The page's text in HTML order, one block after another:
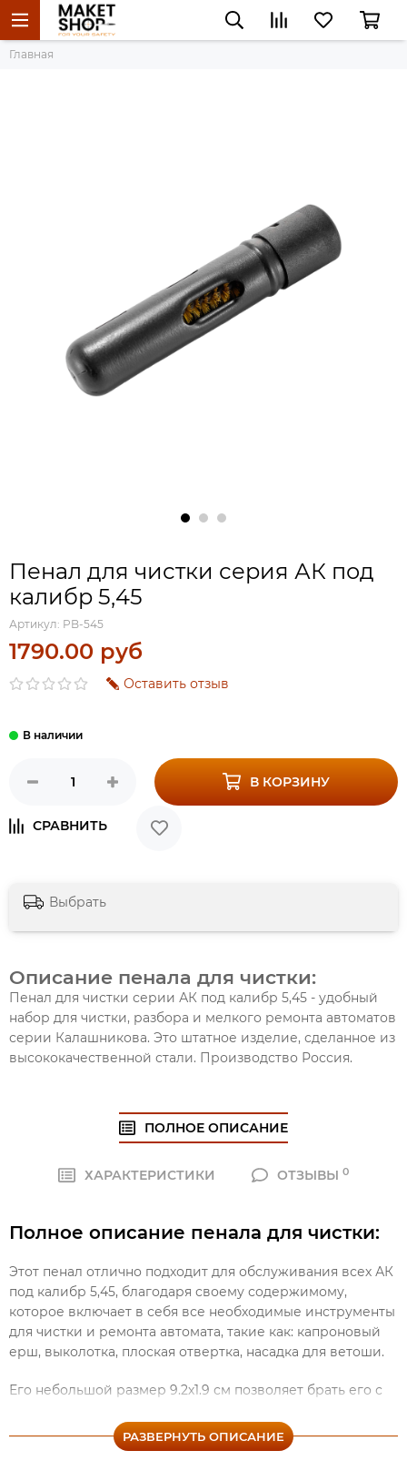
Главная
Пенал для чистки серия АК под
калибр 5,45
Артикул: PB-545
1790.00 руб
Оставить отзыв
В КОРЗИНУ
Выбрать
Описание пенала для чистки:
Пенал для чистки серии АК под калибр 5,45 - удобный
набор для чистки, разбора и мелкого ремонта автоматов
серии Калашникова. Это штатное изделие, сделанное из
высококачественной стали. Производство Россия.
ПОЛНОЕ ОПИСАНИЕ
ХАРАКТЕРИСТИКИ ОТЗЫВЫ0
РАЗВЕРНУТЬ ОПИСАНИЕ
Полное описание пенала для чистки:
Этот пенал отлично подходит для обслуживания всех АК
под калибр 5,45, благодаря своему содержимому,
которое включает в себя все необходимые инструменты
для чистки и ремонта автомата, такие как: капроновый
ерш, выколотка, плоская отвертка, насадка для ветоши.
Его небольшой размер 9.2х1.9 см позволяет брать его с
ведь Вы всегда будете готовы к любым ситуациям.